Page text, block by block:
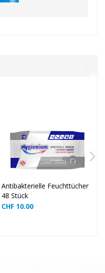
Antibakterielle Feuchttücher
48 Stück
CHF 10.00